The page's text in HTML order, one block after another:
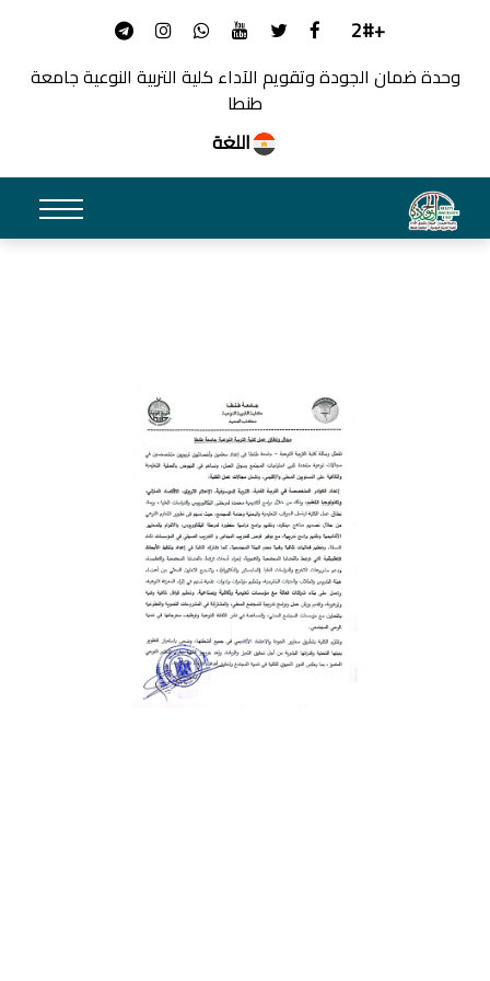
+2#
وحدة ضمان الجودة وتقويم الآداء كلية التربية النوعية جامعة
طنطا
اللغة